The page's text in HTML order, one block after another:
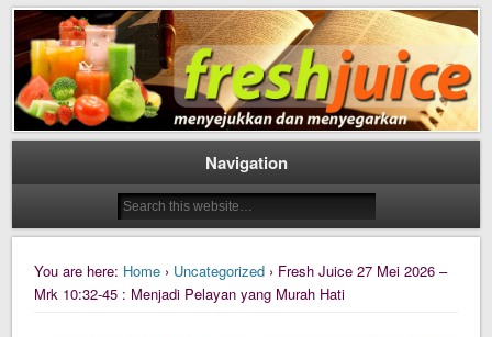
Daily Fresh Juice
Daily Fresh Juice Renungan Harian Katolik Menyejukkan dan Menyegarkan
Navigation
You are here: Home › Uncategorized › Fresh Juice 27 Mei 2026 –
Mrk 10:32-45 : Menjadi Pelayan yang Murah Hati